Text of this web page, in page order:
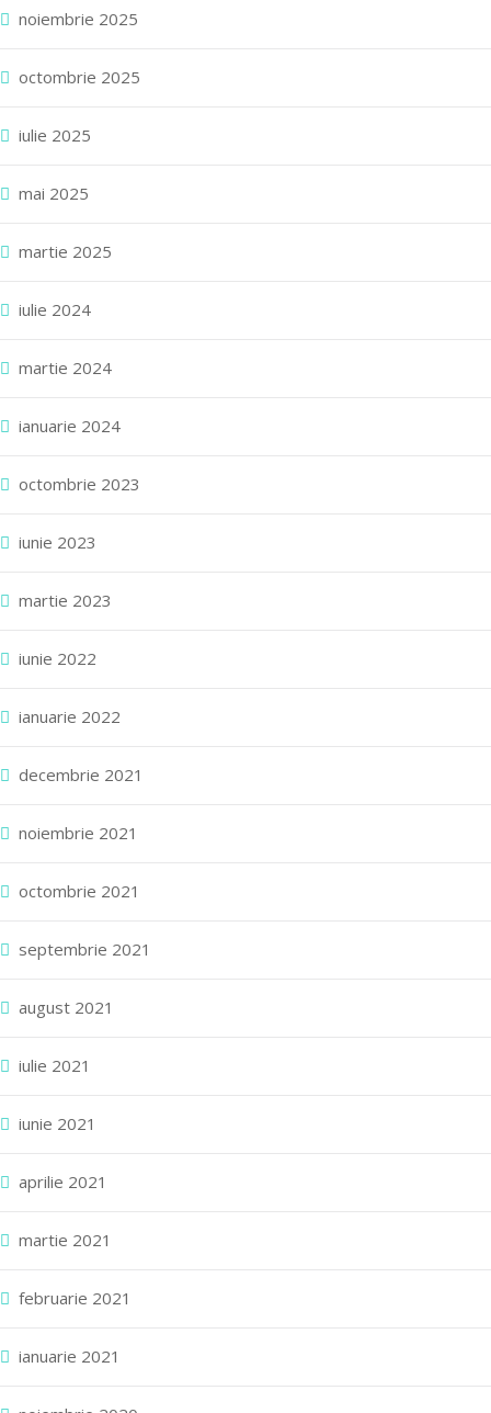
noiembrie 2025
octombrie 2025
iulie 2025
mai 2025
martie 2025
iulie 2024
martie 2024
ianuarie 2024
octombrie 2023
iunie 2023
martie 2023
iunie 2022
ianuarie 2022
decembrie 2021
noiembrie 2021
octombrie 2021
septembrie 2021
august 2021
iulie 2021
iunie 2021
aprilie 2021
martie 2021
februarie 2021
ianuarie 2021